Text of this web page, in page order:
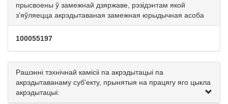
прысвоены ў замежнай дзяржаве, рэзідэнтам якой
з’яўляецца акрэдытаваная замежная юрыдычная асоба
100055197
Рашэнні тэхнічнай камісіі па акрэдытацыі па
акрэдытаванаму суб'екту, прынятыя на працягу яго цыкла
акрэдытацыі: